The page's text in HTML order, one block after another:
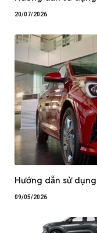
20/07/2026
Hướng dẫn sử
09/05/2026